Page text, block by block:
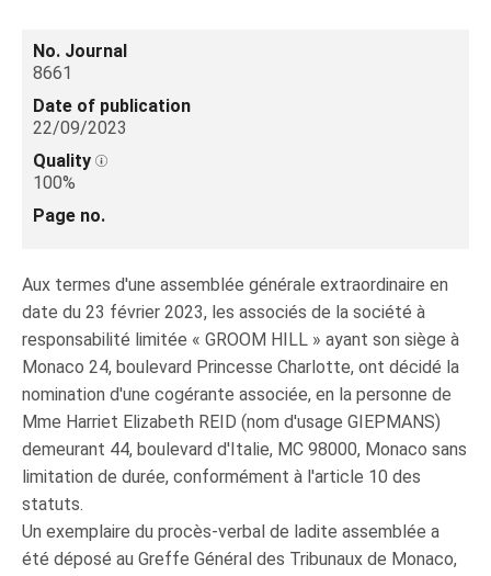
No. Journal
8661
Date of publication
22/09/2023
Quality
100%
Page no.
Aux termes d'une assemblée générale extraordinaire en
date du 23 février 2023, les associés de la société à
responsabilité limitée « GROOM HILL » ayant son siège à
Monaco 24, boulevard Princesse Charlotte, ont décidé la
nomination d'une cogérante associée, en la personne de
Mme Harriet Elizabeth REID (nom d'usage GIEPMANS)
demeurant 44, boulevard d'Italie, MC 98000, Monaco sans
limitation de durée, conformément à l'article 10 des
statuts.
Un exemplaire du procès-verbal de ladite assemblée a
été déposé au Greffe Général des Tribunaux de Monaco,